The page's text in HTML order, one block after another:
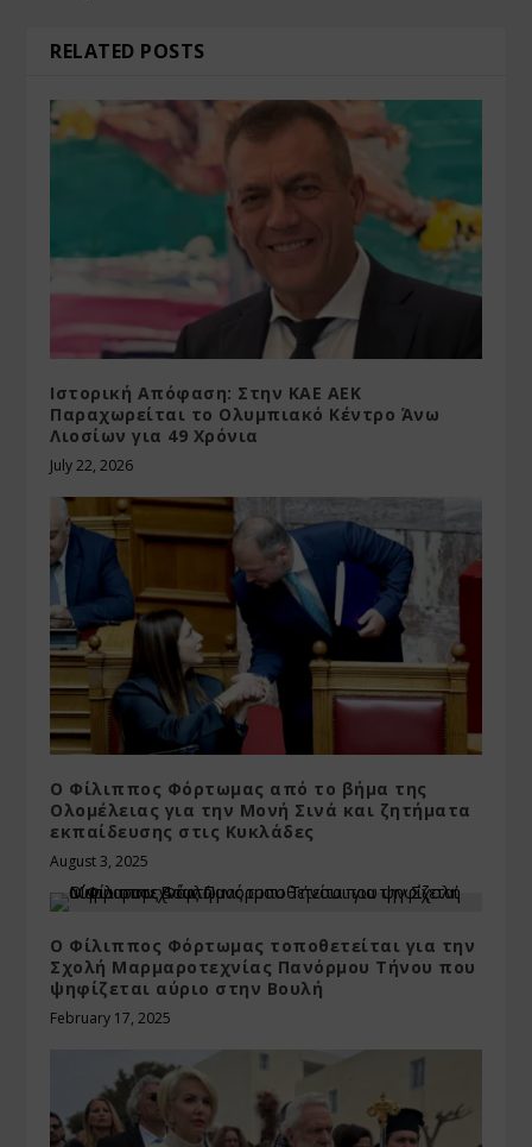
RELATED POSTS
Ιστορική Απόφαση: Στην ΚΑΕ ΑΕΚ
Παραχωρείται το Ολυμπιακό Κέντρο Άνω
Λιοσίων για 49 Χρόνια
July 22, 2026
Ο Φίλιππος Φόρτωμας από το βήμα της
Ολομέλειας για την Μονή Σινά και ζητήματα
εκπαίδευσης στις Κυκλάδες
August 3, 2025
Ο Φίλιππος Φόρτωμας τοποθετείται για την
Σχολή Μαρμαροτεχνίας Πανόρμου Τήνου που
ψηφίζεται αύριο στην Βουλή
February 17, 2025